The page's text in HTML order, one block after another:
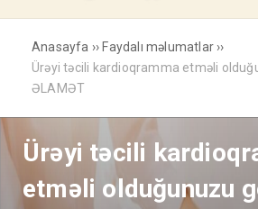
Anasayfa ›› Faydalı məlumatlar ››
Ürəyi təcili kardioqramma etməli
ƏLAMƏT
Ürəyi təcili
etməli olduğunuzu